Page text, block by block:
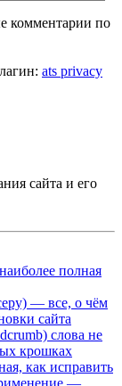
комментарии по
ats privacy
сайта и его
полная
— все, о чём
сайта
слова не
крошках
как исправить